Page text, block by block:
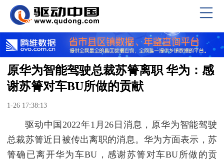
原华为智能驾驶总裁苏箐离职 华为：感
谢苏箐对车BU所做的贡献
1-26 17:38:13
驱动中国2022年1月26日消息，原华为智能驾驶
总裁苏箐近日被传出离职的消息。华为方面表示，苏
箐确已离开华为车BU，感谢苏箐对车BU所做的贡